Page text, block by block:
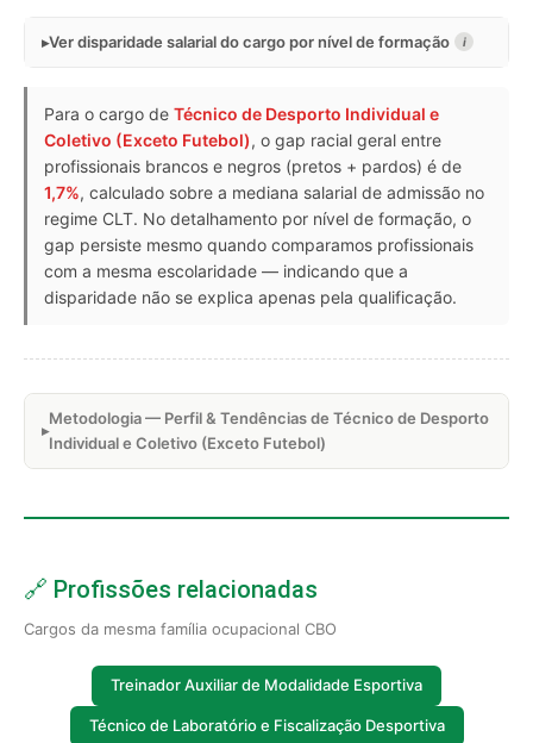
Ver disparidade salarial do cargo por nível de formação i
Para o cargo de Técnico de Desporto Individual e
Coletivo (Exceto Futebol), o gap racial geral entre
profissionais brancos e negros (pretos + pardos) é de
1,7%, calculado sobre a mediana salarial de admissão no
regime CLT. No detalhamento por nível de formação, o
gap persiste mesmo quando comparamos profissionais
com a mesma escolaridade — indicando que a
disparidade não se explica apenas pela qualificação.
Metodologia — Perfil & Tendências de Técnico de Desporto
Individual e Coletivo (Exceto Futebol)
🔗 Profissões relacionadas
Cargos da mesma família ocupacional CBO
Treinador Auxiliar de Modalidade Esportiva
Técnico de Laboratório e Fiscalização Desportiva